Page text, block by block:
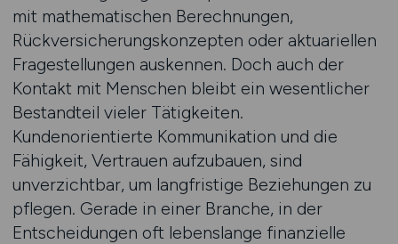
mit mathematischen Berechnungen,
Rückversicherungskonzepten oder aktuariellen
Fragestellungen auskennen. Doch auch der
Kontakt mit Menschen bleibt ein wesentlicher
Bestandteil vieler Tätigkeiten.
Kundenorientierte Kommunikation und die
Fähigkeit, Vertrauen aufzubauen, sind
unverzichtbar, um langfristige Beziehungen zu
pflegen. Gerade in einer Branche, in der
Entscheidungen oft lebenslange finanzielle